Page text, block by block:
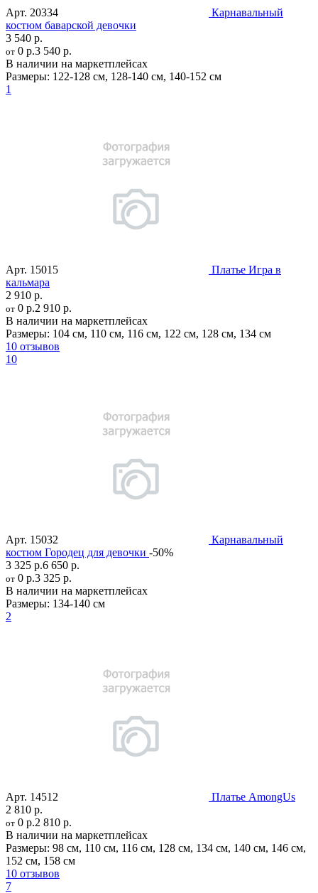
Арт. 20334
Карнавальный
костюм баварской девочки
3 540 р.
от 0 р.3 540 р.
В наличии на маркетплейсах
Размеры: 122-128 см, 128-140 см, 140-152 см
1
Арт. 15015
Платье Игра в
кальмара
2 910 р.
от 0 р.2 910 р.
В наличии на маркетплейсах
Размеры: 104 см, 110 см, 116 см, 122 см, 128 см, 134 см
10 отзывов
10
Арт. 15032
Карнавальный
костюм Городец для девочки -50%
3 325 р.6 650 р.
от 0 р.3 325 р.
В наличии на маркетплейсах
Размеры: 134-140 см
2
Арт. 14512
Платье AmongUs
2 810 р.
от 0 р.2 810 р.
В наличии на маркетплейсах
Размеры: 98 см, 110 см, 116 см, 128 см, 134 см, 140 см, 146 см,
152 см, 158 см
10 отзывов
7